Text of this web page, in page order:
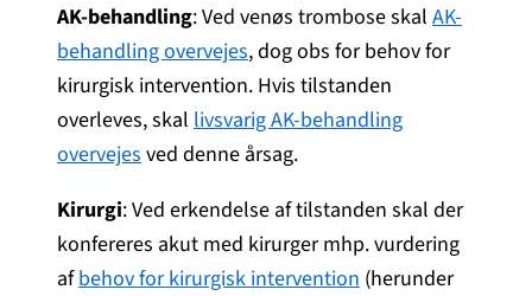
AK-behandling: Ved venøs trombose skal AK-
behandling overvejes, dog obs for behov for
kirurgisk intervention. Hvis tilstanden
overleves, skal livsvarig AK-behandling
overvejes ved denne årsag.
Kirurgi: Ved erkendelse af tilstanden skal der
konfereres akut med kirurger mhp. vurdering
afbehov for kirurgisk intervention (herunder